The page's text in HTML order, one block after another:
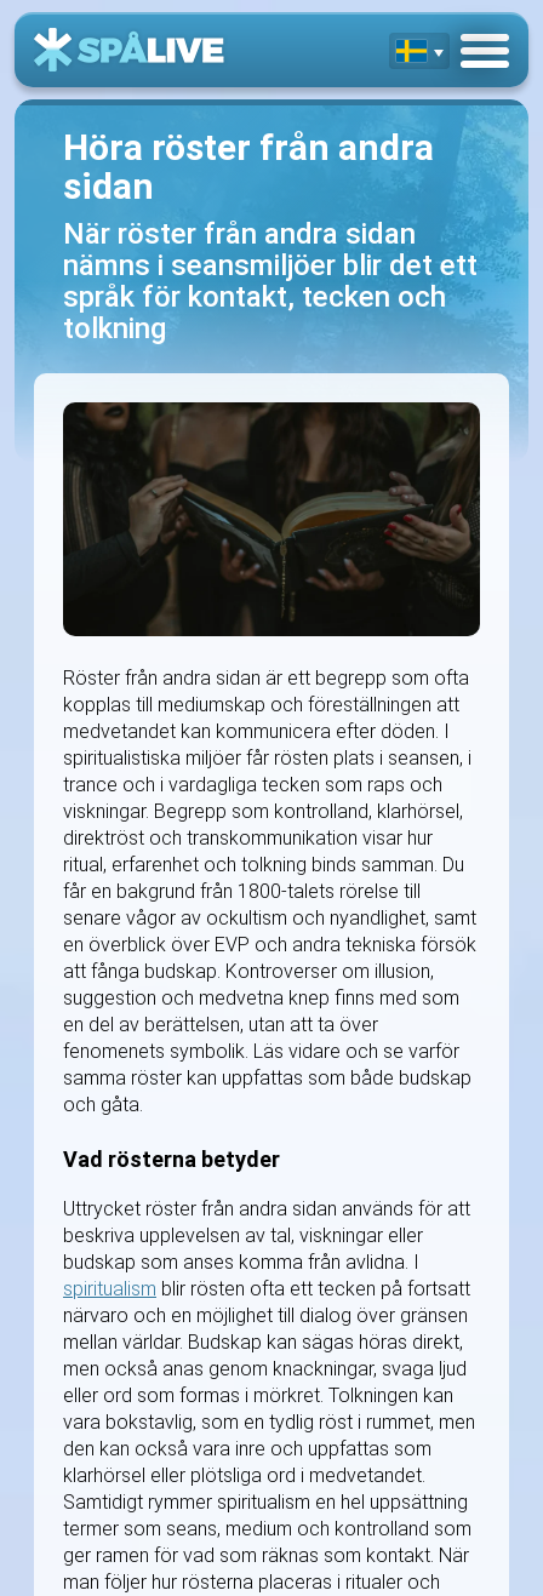
Höra röster från andra
sidan
När röster från andra sidan
nämns i seansmiljöer blir det ett
språk för kontakt, tecken och
tolkning
Röster från andra sidan är ett begrepp som ofta
kopplas till mediumskap och föreställningen att
medvetandet kan kommunicera efter döden. I
spiritualistiska miljöer får rösten plats i seansen, i
trance och i vardagliga tecken som raps och
viskningar. Begrepp som kontrolland, klarhörsel,
direktröst och transkommunikation visar hur
ritual, erfarenhet och tolkning binds samman. Du
får en bakgrund från 1800-talets rörelse till
senare vågor av ockultism och nyandlighet, samt
en överblick över EVP och andra tekniska försök
att fånga budskap. Kontroverser om illusion,
suggestion och medvetna knep finns med som
en del av berättelsen, utan att ta över
fenomenets symbolik. Läs vidare och se varför
samma röster kan uppfattas som både budskap
och gåta.
Vad rösterna betyder
Uttrycket röster från andra sidan används för att
beskriva upplevelsen av tal, viskningar eller
budskap som anses komma från avlidna. I
spiritualism blir rösten ofta ett tecken på fortsatt
närvaro och en möjlighet till dialog över gränsen
mellan världar. Budskap kan sägas höras direkt,
men också anas genom knackningar, svaga ljud
eller ord som formas i mörkret. Tolkningen kan
vara bokstavlig, som en tydlig röst i rummet, men
den kan också vara inre och uppfattas som
klarhörsel eller plötsliga ord i medvetandet.
Samtidigt rymmer spiritualism en hel uppsättning
termer som seans, medium och kontrolland som
ger ramen för vad som räknas som kontakt. När
man följer hur rösterna placeras i ritualer och